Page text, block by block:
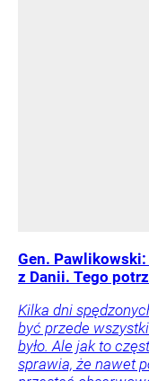
Gen.
z Danii. Tego
Kilka dni
być przede
było. Ale jak to
sprawia, że nawet